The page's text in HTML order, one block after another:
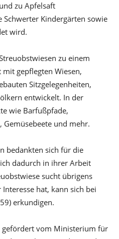
zu Apfelsaft
Kindergärten sowie
wird.
zu einem
gepflegten Wiesen,
Sitzgelegenheiten,
entwickelt. In der
wie Barfußpfade,
und mehr.
bedankten sich für die
dadurch in ihrer Arbeit
sucht übrigens
hat, kann sich bei
erkundigen.
gefördert vom Ministerium für